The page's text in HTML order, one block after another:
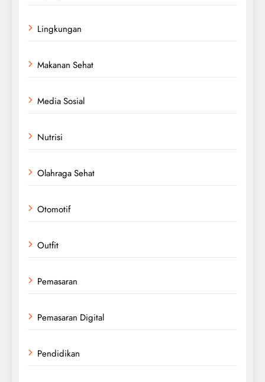
Lingkungan
Makanan Sehat
Media Sosial
Nutrisi
Olahraga Sehat
Otomotif
Outfit
Pemasaran
Pemasaran Digital
Pendidikan